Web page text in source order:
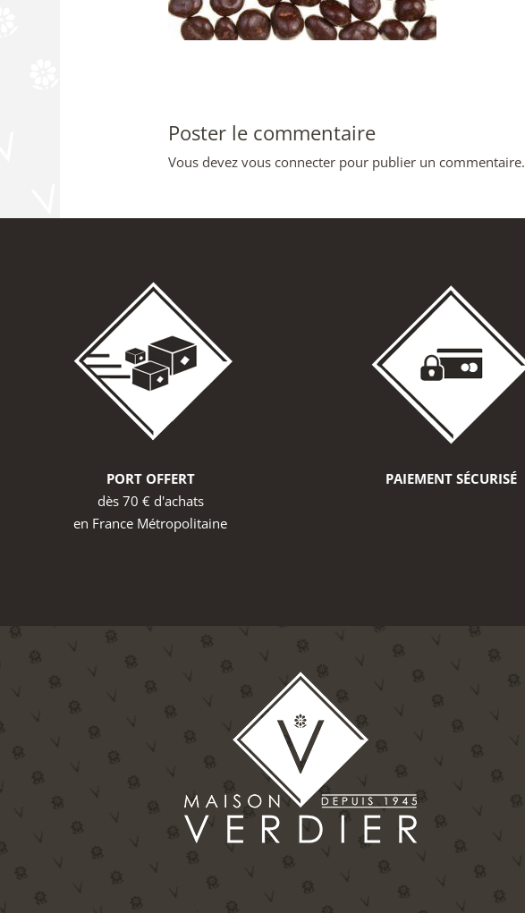
Poster le commentaire
Vous devezvous connecter pour publier un commentaire.
PORT OFFERT
dès 70 € d'achats
en France Métropolitaine
PAIEMENT SÉCURISÉ